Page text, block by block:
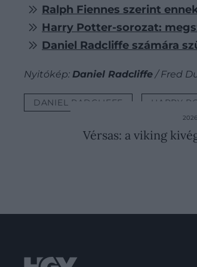
Ralph Fiennes szerint
Harry Potter-sorozat:
Daniel Radcliffe számára
Nyitókép: Daniel Radcliffe/ Fred
DANIEL RADCLIFFE HARRY
Vérsas: a viking